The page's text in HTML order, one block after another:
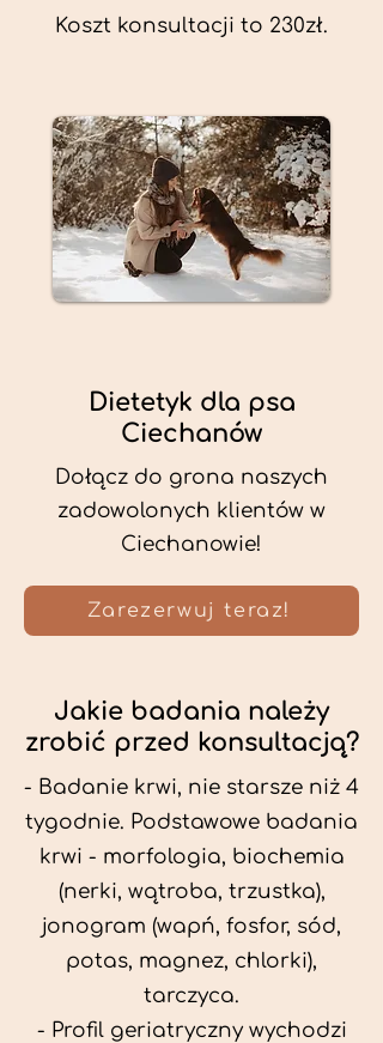
Koszt konsultacji to 230zł.
Dietetyk dla psa
Ciechanów
Dołącz do grona naszych
zadowolonych klientów w
Ciechanowie!
Zarezerwuj teraz!
Jakie badania należy
zrobić przed konsultacją?
- Badanie krwi, nie starsze niż 4
tygodnie. Podstawowe badania
krwi - morfologia, biochemia
(nerki, wątroba, trzustka),
jonogram (wapń, fosfor, sód,
potas, magnez, chlorki),
tarczyca.
- Profil geriatryczny wychodzi